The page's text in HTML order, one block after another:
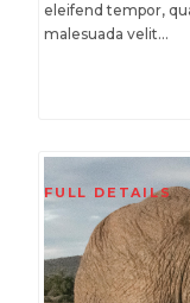
eleifend tempor,
malesuada velit...
FULL DETAILS